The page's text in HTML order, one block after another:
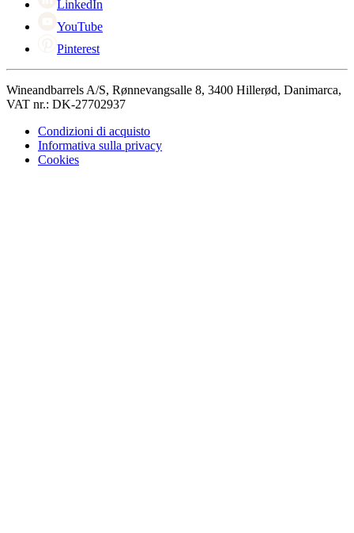
LinkedIn
YouTube
Pinterest
Wineandbarrels A/S, Rønnevangsalle 8, 3400 Hillerød, Danimarca,
VAT nr.: DK-27702937
Condizioni di acquisto
Informativa sulla privacy
Cookies